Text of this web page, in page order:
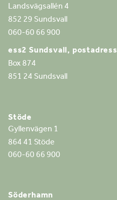
Landsvägsallén 4
852 29 Sundsvall
060-60 66 900
ess2 Sundsvall, postadress
Box 874
851 24 Sundsvall
Stöde
Gyllenvägen 1
864 41 Stöde
060-60 66 900
Söderhamn